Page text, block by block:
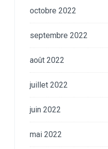
octobre 2022
septembre 2022
août 2022
juillet 2022
juin 2022
mai 2022